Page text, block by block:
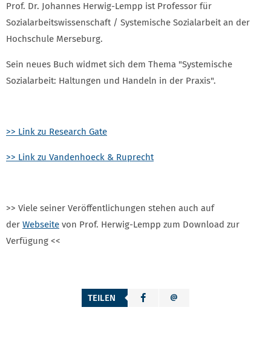
Prof. Dr. Johannes Herwig-Lempp ist Professor für
Sozialarbeitswissenschaft / Systemische Sozialarbeit an der
Hochschule Merseburg.
Sein neues Buch widmet sich dem Thema "Systemische
Sozialarbeit: Haltungen und Handeln in der Praxis".
>> Link zu Research Gate
>> Link zu Vandenhoeck & Ruprecht
>> Viele seiner Veröffentlichungen stehen auch auf
der Webseite von Prof. Herwig-Lempp zum Download zur
Verfügung <<
TEILEN